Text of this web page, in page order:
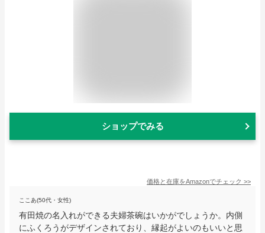
ショップでみる
価格と在庫をAmazonでチェック >>
ここあ(50代・女性)
有田焼の名入れができる夫婦茶碗はいかがでしょうか。内側
にふくろうがデザインされており、縁起がよいのもいいと思